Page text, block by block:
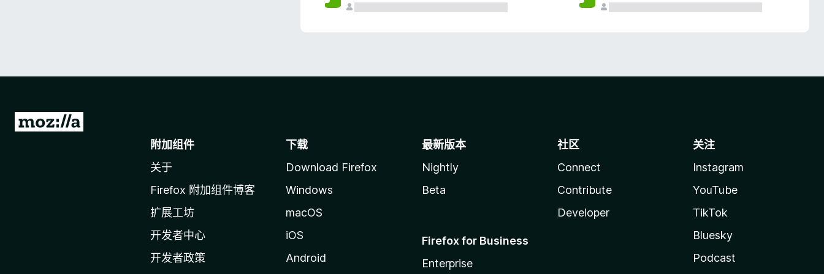
转
附加组件
关于
Firefox 附加组件博客
扩展工坊
开发者中心
开发者政策
下载
Download Firefox
Windows
macOS
iOS
Android
最新版本
Nightly
Beta
Firefox for Business
Enterprise
社区
Connect
Contribute
Developer
关注
Instagram
YouTube
TikTok
Bluesky
Podcast